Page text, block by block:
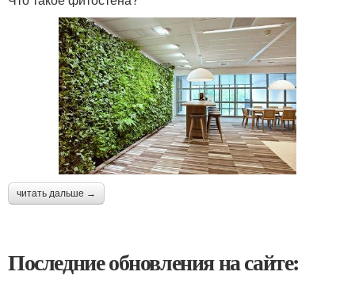
читать дальше →
Последние обновления на сайте: